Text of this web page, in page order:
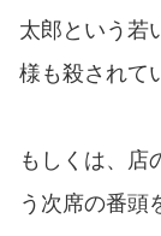
太郎という若
様も殺されて
もしくは、店
う次席の番頭